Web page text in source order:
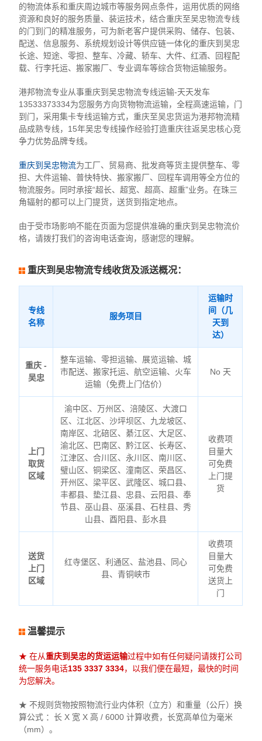
的物流体系和重庆周边城市等服务网点条件，运用优质的网络
资源和良好的服务质量、装运技术，结合重庆至吴忠物流专线
的门到门的精准服务，可为新老客户提供采购、储存、包装、
配送、信息服务、系统规划设计等供应链一体化的重庆到吴忠
长途、短途、零担、整车、冷藏、轿车、大件、红酒、回程配
载、行李托运、搬家搬厂、专业调车等综合货物运输服务。
港邦物流专业从事重庆到吴忠物流专线运输-天天发车
13533373334为您服务方向货物物流运输，全程高速运输，门
到门，采用集卡专线运输方式，重庆至吴忠货运为港邦物流精
品成熟专线，15年吴忠专线操作经验打造重庆往返吴忠核心竞
争力优势品牌专线。
重庆到吴忠物流为工厂、贸易商、批发商等货主提供整车、零
担、大件运输、普快特快、搬家搬厂、回程车调用等全方位的
物流服务。同时承接“超长、超宽、超高、超重”业务。在珠三
角辐射的都可以上门提货，送货到指定地点。
由于受市场影响不能在页面为您提供准确的重庆到吴忠物流价
格，请拨打我们的咨询电话查询，感谢您的理解。
重庆到吴忠物流专线收货及派送概况：
专线
名称
服务项目
运输时
间（几
天到
达）
重庆 -
吴忠
整车运输、零担运输、展览运输、城
市配送、搬家托运、航空运输、火车
运输（免费上门估价）
No 天
上门
取货
区域
渝中区、万州区、涪陵区、大渡口
区、江北区、沙坪坝区、九龙坡区、
南岸区、北碚区、綦江区、大足区、
渝北区、巴南区、黔江区、长寿区、
江津区、合川区、永川区、南川区、
璧山区、铜梁区、潼南区、荣昌区、
开州区、梁平区、武隆区、城口县、
丰都县、垫江县、忠县、云阳县、奉
节县、巫山县、巫溪县、石柱县、秀
山县、酉阳县、彭水县
收费项
目量大
可免费
上门提
货
送货
上门
区域
红寺堡区、利通区、盐池县、同心
县、青铜峡市
收费项
目量大
可免费
送货上
门
温馨提示
★ 在从重庆到吴忠的货运运输过程中如有任何疑问请拨打公司
统一服务电话135 3337 3334，以我们便在最短，最快的时间
为您解决。
★ 不规则货物按照物流行业内体积（立方）和重量（公斤）换
算公式 ：长 X 宽 X 高 / 6000 计算收费，长宽高单位为毫米
（mm）。